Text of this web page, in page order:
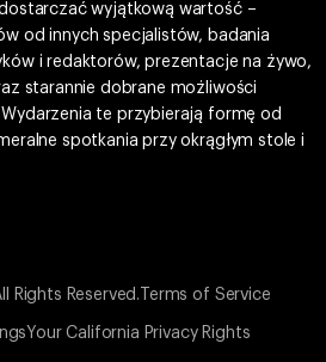
wyjątkową wartość –
od innych specjalistów, badania
i redaktorów, prezentacje na żywo,
starannie dobrane możliwości
te przybierają formę od
spotkania przy okrągłym stole i
Rights Reserved. Terms of Service
Your California Privacy Rights